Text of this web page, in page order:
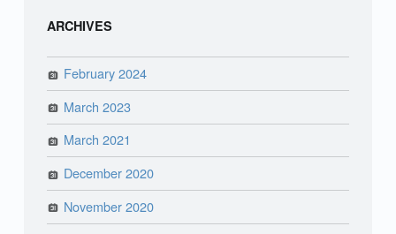
ARCHIVES
February 2024
March 2023
March 2021
December 2020
November 2020